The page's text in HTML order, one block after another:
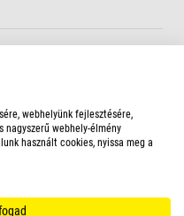
támogatja
minőségű összetevők
webhelyünk fejlesztésére,
webhely-élmény
használt cookies, nyissa meg a